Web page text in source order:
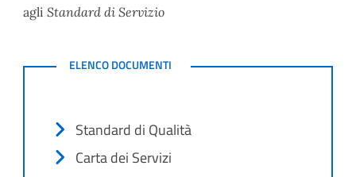
agli Standard di Servizio
DOCUMENTI
ELENCO DOCUMENTI
Standard di Qualità
Carta dei Servizi